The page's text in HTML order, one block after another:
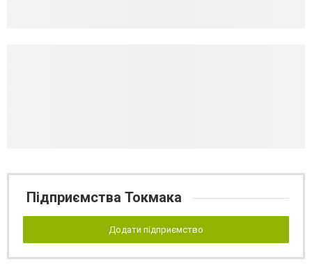
Підприємства Токмака
Додати підприємство